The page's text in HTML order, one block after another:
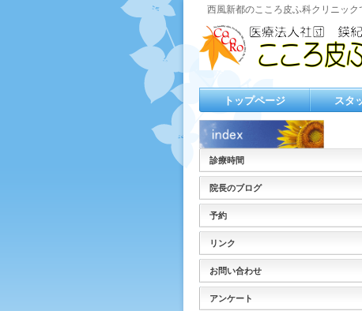
西風新都のこころ皮ふ科クリニッ
トップページ スタ
診療時間
院長のブログ
予約
リンク
お問い合わせ
アンケート